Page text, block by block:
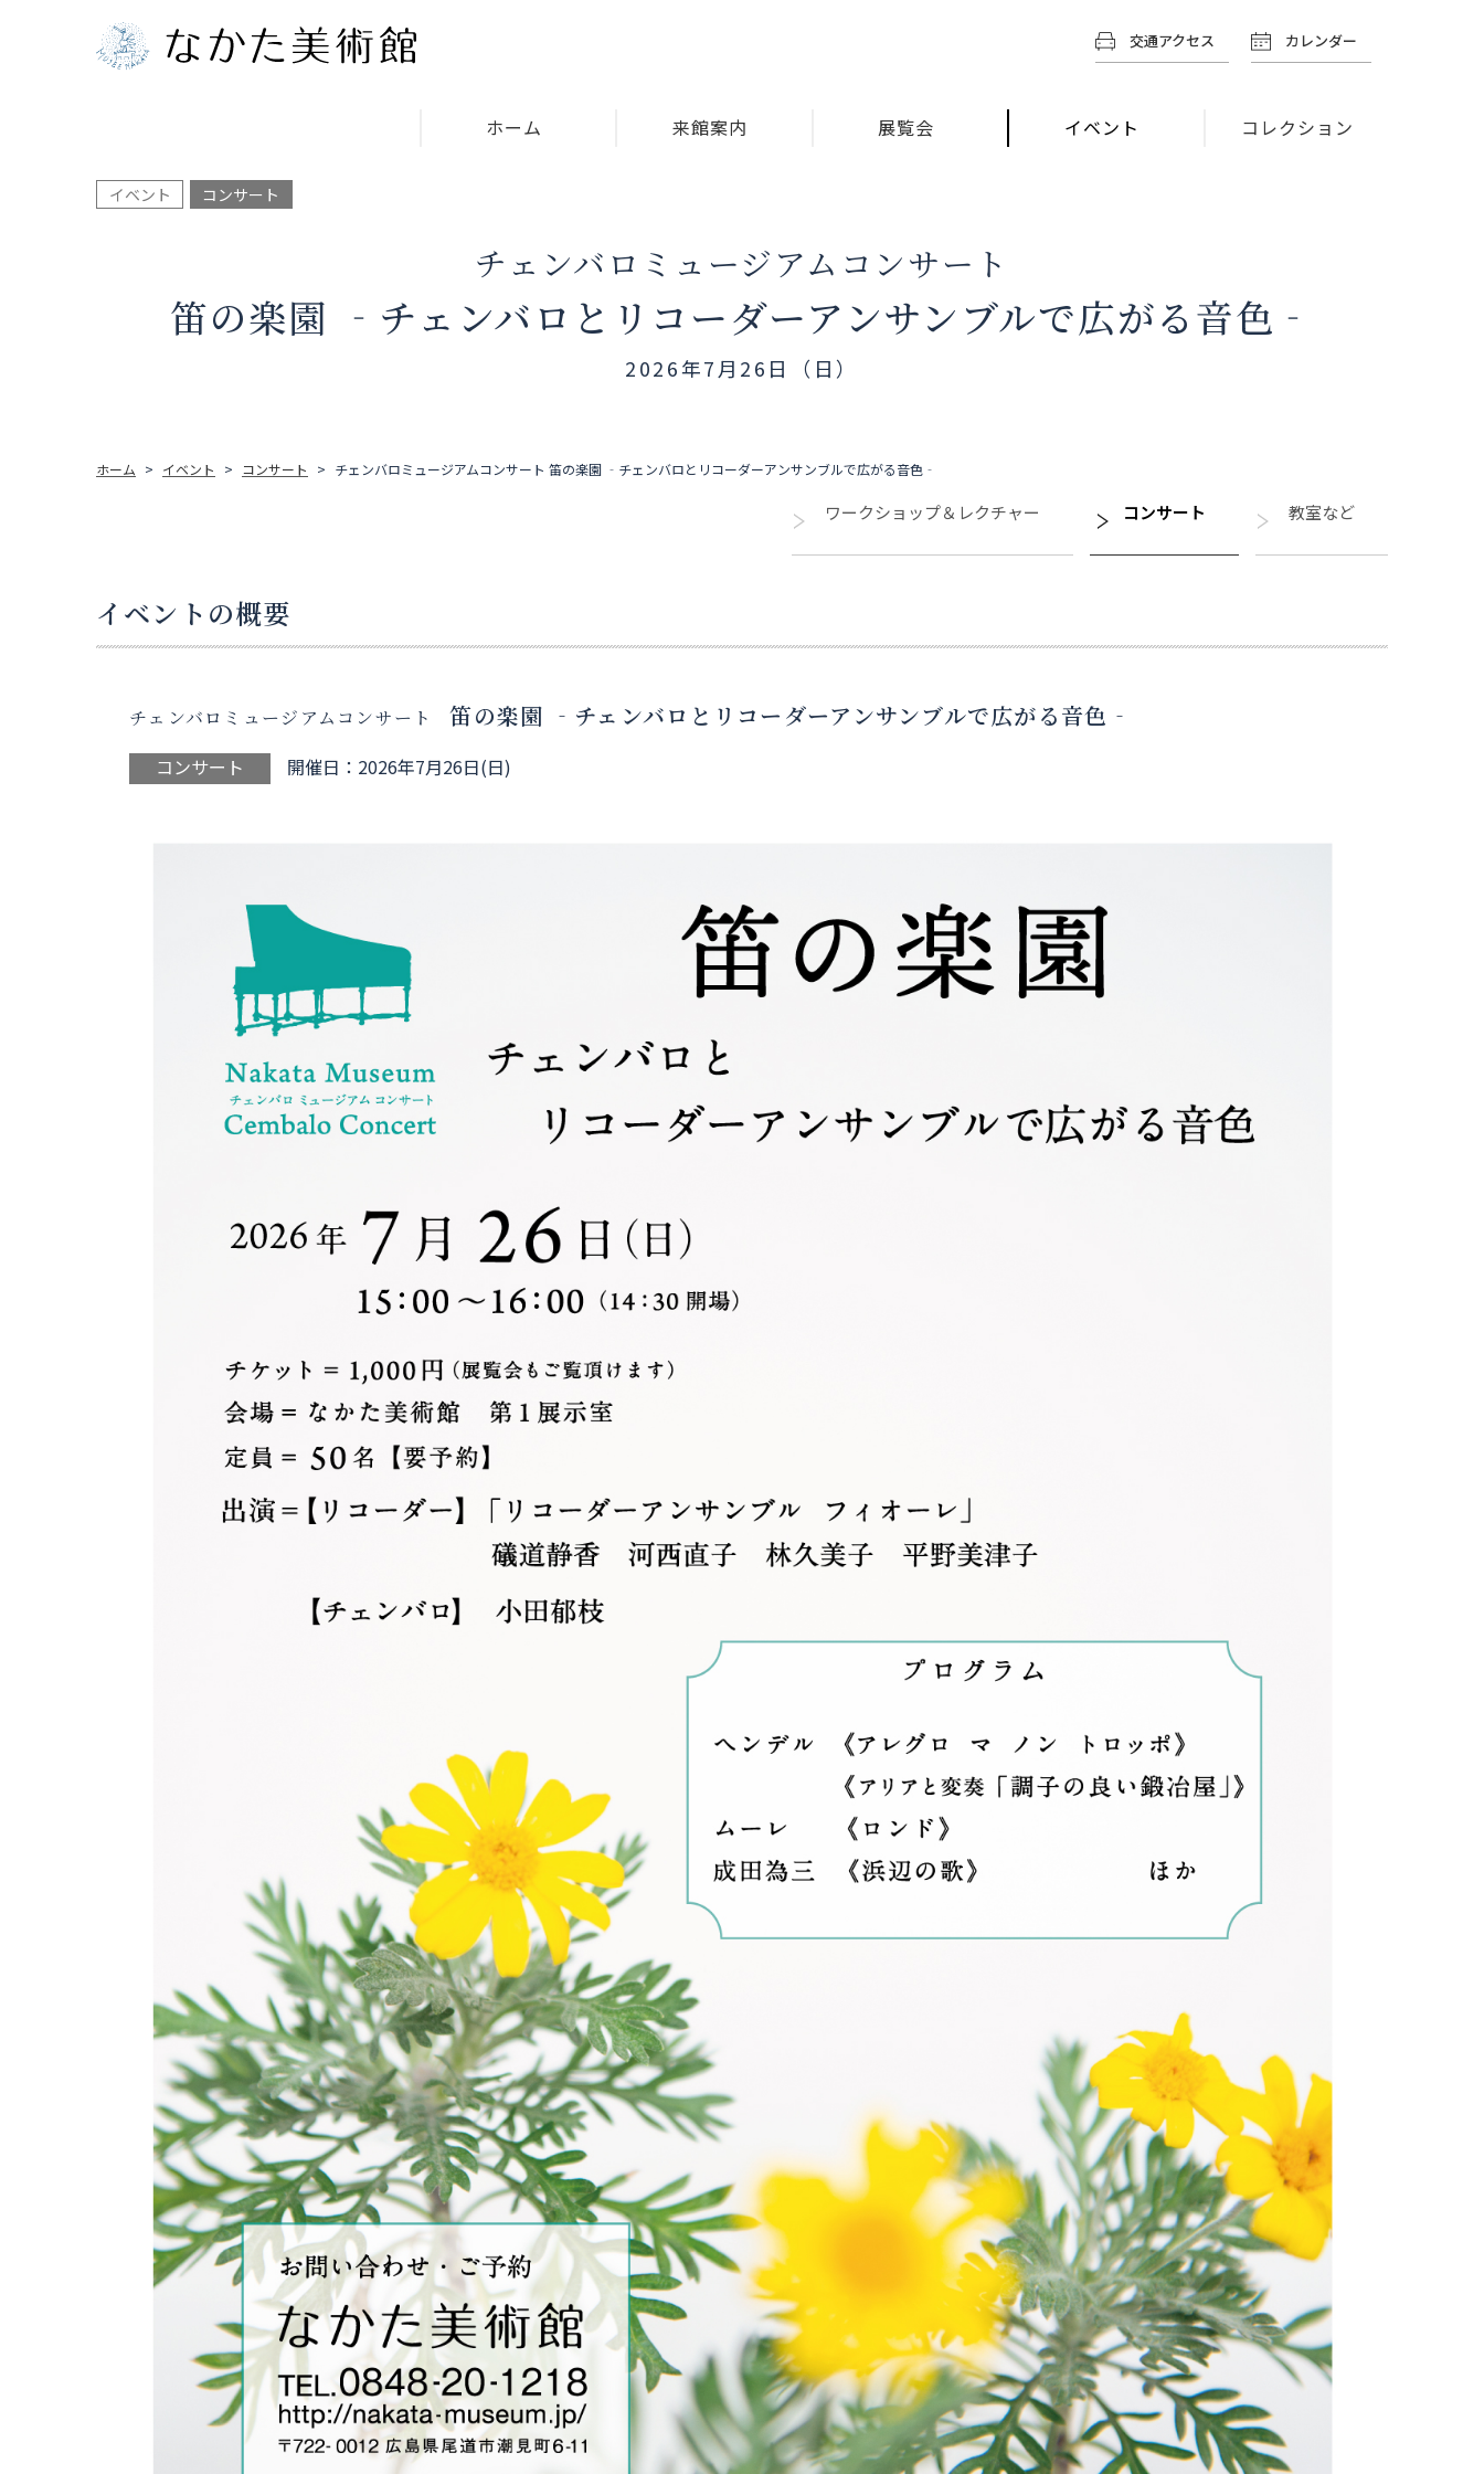
交通アクセス カレンダー
ホーム 来館案内 展覧会 イベント コレクション
イベント コンサート
チェンバロミュージアムコンサート
笛の楽園 ‐チェンバロとリコーダーアンサンブルで広がる音色‐
2026年7月26日（日）
ホーム イベント コンサート チェンバロミュージアムコンサート 笛の楽園 ‐チェンバロとリコーダーアンサンブルで広がる音色‐
ワークショップ＆レクチャー コンサート 教室など
イベントの概要
チェンバロミュージアムコンサート 笛の楽園 ‐チェンバロとリコーダーアンサンブルで広がる音色‐
コンサート 開催日：2026年7月26日(日)